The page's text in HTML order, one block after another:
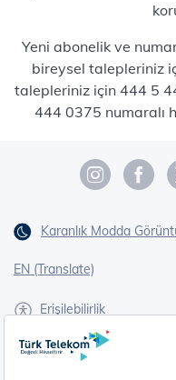
Yeni abonelik ve
bireysel talepleriniz
talepleriniz için 444 5
444 0375 numaralı
Karanlık Modda
EN (Translate)
Erişilebilirlik
İşaret Dili Çevirisi